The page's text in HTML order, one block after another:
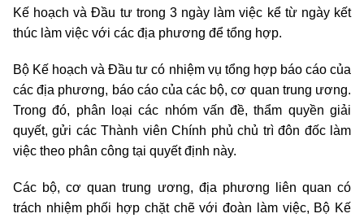
Kế hoạch và Đầu tư trong 3 ngày làm việc kể từ ngày kết
thúc làm việc với các địa phương để tổng hợp.
Bộ Kế hoạch và Đầu tư có nhiệm vụ tổng hợp báo cáo của
các địa phương, báo cáo của các bộ, cơ quan trung ương.
Trong đó, phân loại các nhóm vấn đề, thẩm quyền giải
quyết, gửi các Thành viên Chính phủ chủ trì đôn đốc làm
việc theo phân công tại quyết định này.
Các bộ, cơ quan trung ương, địa phương liên quan có
trách nhiệm phối hợp chặt chẽ với đoàn làm việc, Bộ Kế